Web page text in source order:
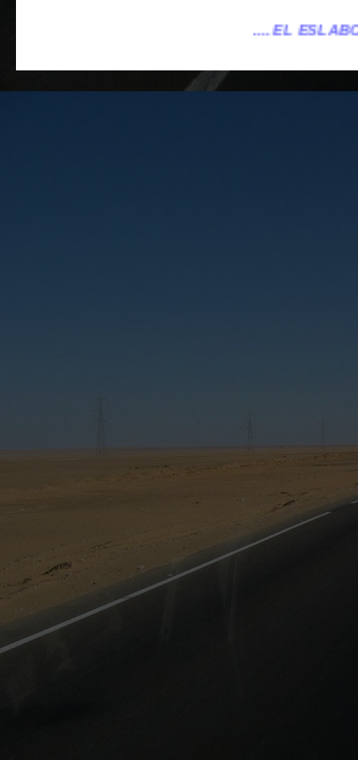
.... EL ESLABÓN VILLENA ...